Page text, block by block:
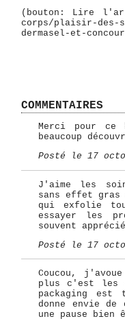
(bouton: Lire
corps/plaisir-des-
dermasel-et-
COMMENTAIRES
Merci pour ce
beaucoup
Posté le 17
J'aime les
sans effet gras
qui exfolie
essayer les
souvent
Posté le 17
Coucou,
plus c'est les
packaging est
donne envie de
une pause bien